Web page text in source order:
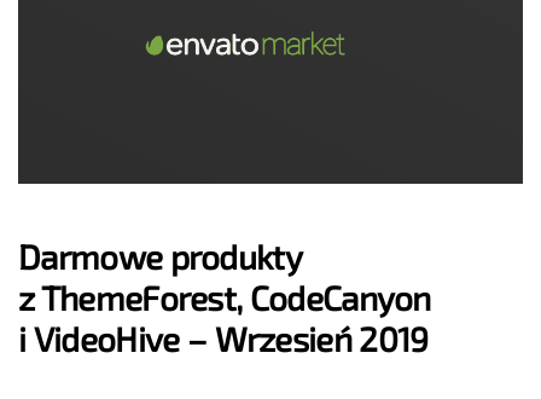
Darmowe produkty
z ThemeForest, CodeCanyon
i VideoHive – Wrzesień 2019